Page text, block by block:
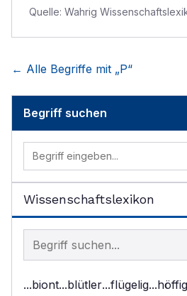
Quelle: Wahrig
← Alle Begriffe mit „P“
Begriff suchen
Wissenschaftslexikon
Begriff im Lexikon suchen
...biont...blütler...flügelig...höffig